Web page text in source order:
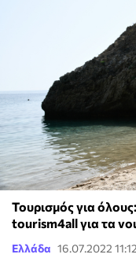
Τουρισμός για
tourism4all για τα
Ελλάδα 16.07.2022 11:12